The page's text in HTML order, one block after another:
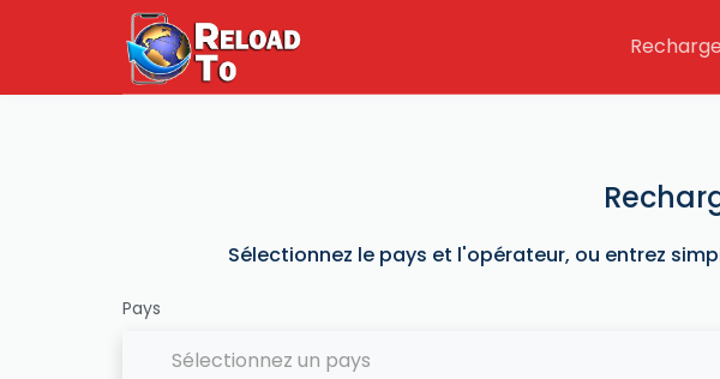
Sélectionnez le pays et l'opérateur, ou entrez
Pays
Sélectionnez un pays